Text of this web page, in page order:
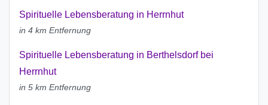
Spirituelle Lebensberatung in Herrnhut
in 4 km Entfernung
Spirituelle Lebensberatung in Berthelsdorf bei
Herrnhut
in 5 km Entfernung